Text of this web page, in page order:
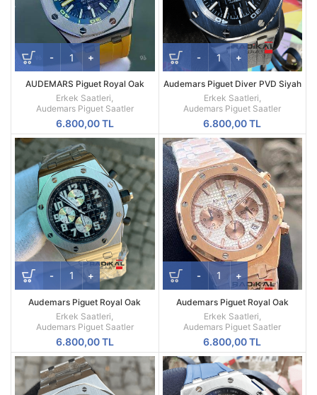
AUDEMARS Piguet Royal Oak
Offshore Diver Sarı Kordon Mavi
Kadran
Erkek Saatleri,
Audemars Piguet Saatler
6.800,00TL
Audemars Piguet Diver PVD Siyah
Kasa Replika Erkek Kol Saati
Erkek Saatleri,
Audemars Piguet Saatler
6.800,00TL
Audemars Piguet Royal Oak
Offshore Tachymeter Replika
Erkek Saati
Erkek Saatleri
Audemars Piguet Saatler
6.800,00TL
Audemars Piguet Royal Oak
Chronograph Mekanizma Replika
Erkek Kol Saati
Erkek Saatleri
Audemars Piguet Saatler
6.800,00TL